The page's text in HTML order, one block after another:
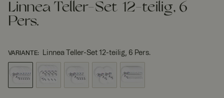
Linnea Teller-Set 12-teilig, 6
Pers.
VARIANTE: Linnea Teller-Set 12-teilig, 6 Pers.